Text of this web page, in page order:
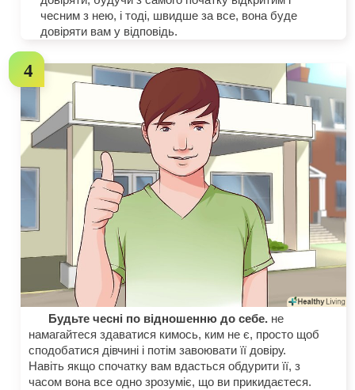
чесним з нею, і тоді, швидше за все, вона буде
довіряти вам у відповідь.
Будьте чесні по відношенню до себе. не
намагайтеся здаватися кимось, ким не є, просто щоб
сподобатися дівчині і потім завоювати її довіру.
Навіть якщо спочатку вам вдасться обдурити її, з
часом вона все одно зрозуміє, що ви прикидаєтеся.